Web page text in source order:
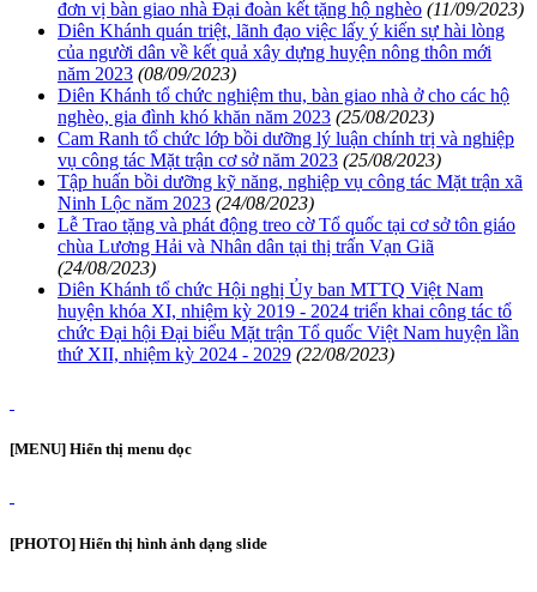
đơn vị bàn giao nhà Đại đoàn kết tặng hộ nghèo (11/09/2023)
Diên Khánh quán triệt, lãnh đạo việc lấy ý kiến sự hài lòng
của người dân về kết quả xây dựng huyện nông thôn mới
năm 2023 (08/09/2023)
Diên Khánh tổ chức nghiệm thu, bàn giao nhà ở cho các hộ
nghèo, gia đình khó khăn năm 2023 (25/08/2023)
Cam Ranh tổ chức lớp bồi dưỡng lý luận chính trị và nghiệp
vụ công tác Mặt trận cơ sở năm 2023 (25/08/2023)
Tập huấn bồi dưỡng kỹ năng, nghiệp vụ công tác Mặt trận xã
Ninh Lộc năm 2023 (24/08/2023)
Lễ Trao tặng và phát động treo cờ Tổ quốc tại cơ sở tôn giáo
chùa Lương Hải và Nhân dân tại thị trấn Vạn Giã
(24/08/2023)
Diên Khánh tổ chức Hội nghị Ủy ban MTTQ Việt Nam
huyện khóa XI, nhiệm kỳ 2019 - 2024 triển khai công tác tổ
chức Đại hội Đại biểu Mặt trận Tổ quốc Việt Nam huyện lần
thứ XII, nhiệm kỳ 2024 - 2029 (22/08/2023)
[MENU] Hiển thị menu dọc
[PHOTO] Hiển thị hình ảnh dạng slide